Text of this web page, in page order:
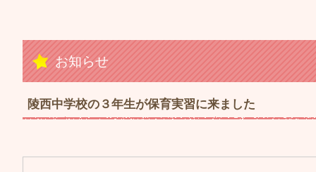
お知らせ
陵西中学校の３年生が保育実習に来ました